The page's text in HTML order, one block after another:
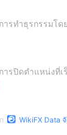
ารทำธุรกรรมโด
ารปิดตำแหน่งที่เ
WikiFX Data